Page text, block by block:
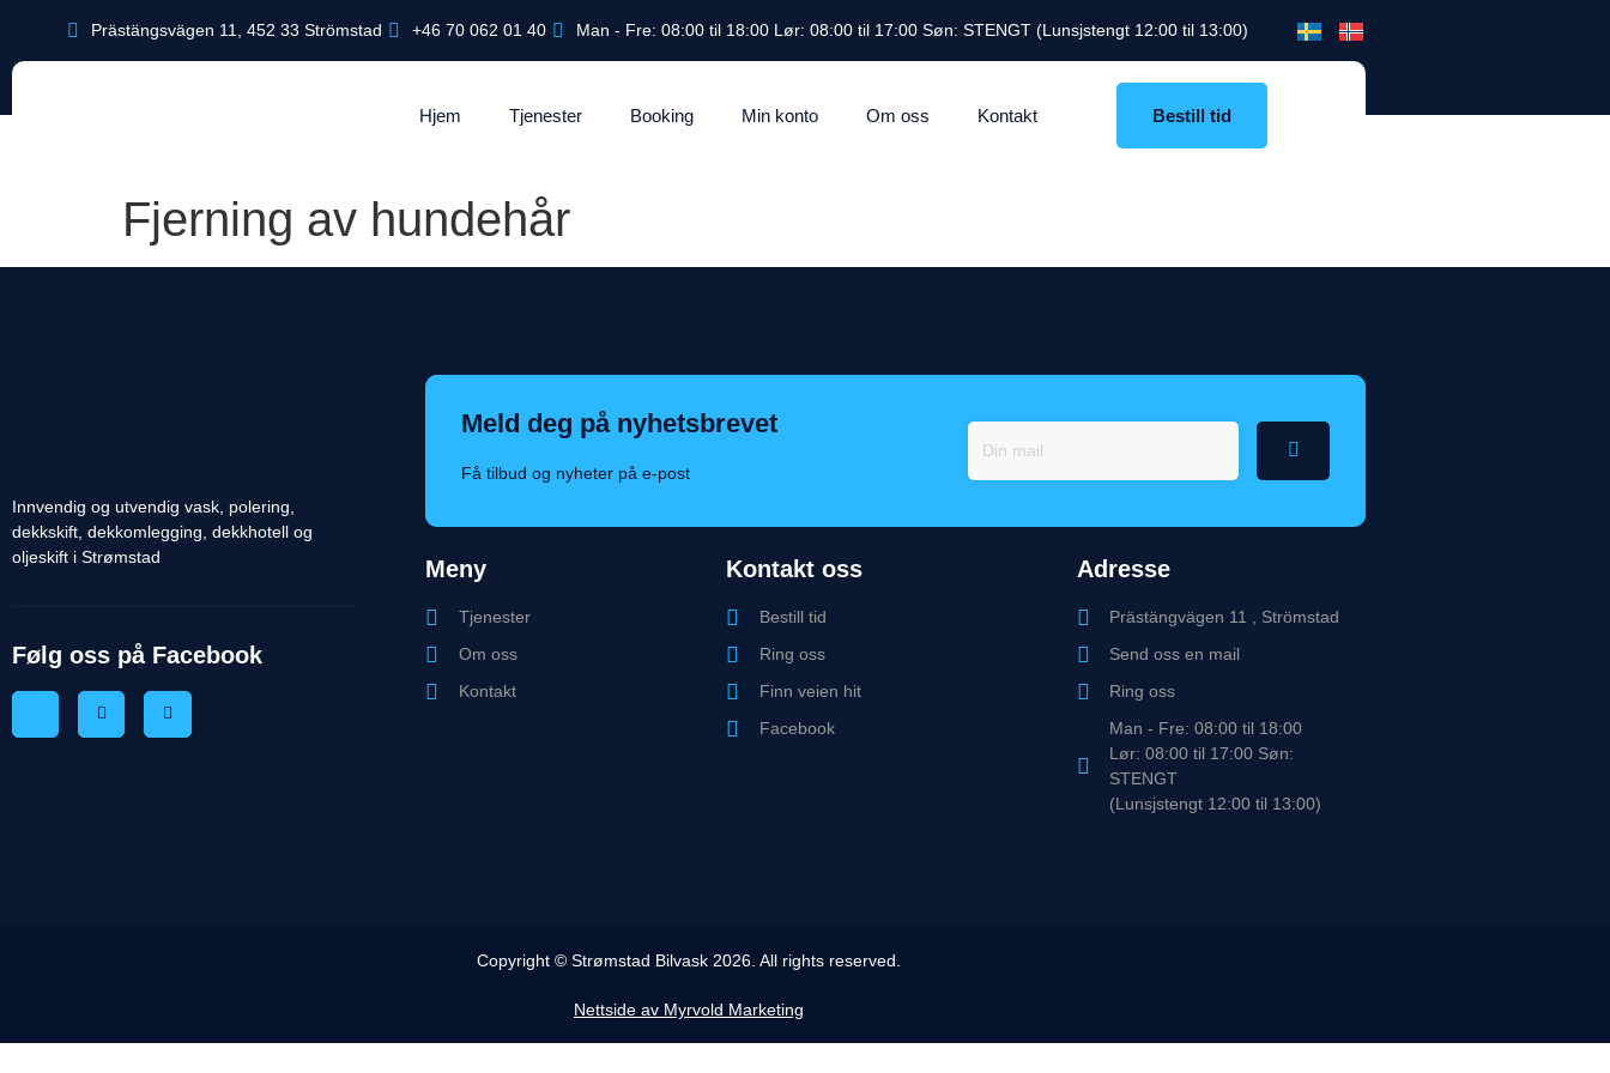
Prästängsvägen 11, 452 33 Strömstad +46 70 062 01 40 Man - Fre: 08:00 til 18:00 Lør: 08:00 til 17:00 Søn: STENGT (Lunsjstengt 12:00 til 13:00)
Hjem Tjenester Booking Min konto Om oss Kontakt Bestill tid
Fjerning av hundehår
Innvendig og utvendig vask, polering,
dekkskift, dekkomlegging, dekkhotell og
oljeskift i Strømstad
Følg oss på Facebook
Meld deg på nyhetsbrevet
Få tilbud og nyheter på e-post
Meny
Tjenester
Om oss
Kontakt
Kontakt oss
Bestill tid
Ring oss
Finn veien hit
Facebook
Adresse
Prästängvägen 11 , Strömstad
Send oss en mail
Ring oss
Man - Fre: 08:00 til 18:00
Lør: 08:00 til 17:00 Søn:
STENGT
(Lunsjstengt 12:00 til 13:00)
Copyright © Strømstad Bilvask 2026. All rights reserved.
Nettside av Myrvold Marketing